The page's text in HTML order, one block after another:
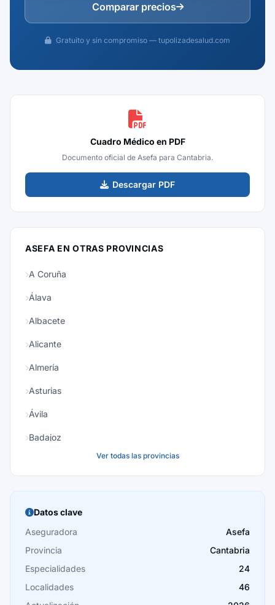
Comparar precios
Gratuito y sin compromiso — tupolizadesalud.com
Cuadro Médico en PDF
Documento oficial de Asefa para Cantabria.
Descargar PDF
ASEFA EN OTRAS PROVINCIAS
A Coruña
Álava
Albacete
Alicante
Almería
Asturias
Ávila
Badajoz
Burgos
Cáceres
Cádiz
Cantabria
Castellón
Ver todas las provincias
Datos clave
Aseguradora
Asefa
Provincia
Cantabria
Especialidades
24
Localidades
46